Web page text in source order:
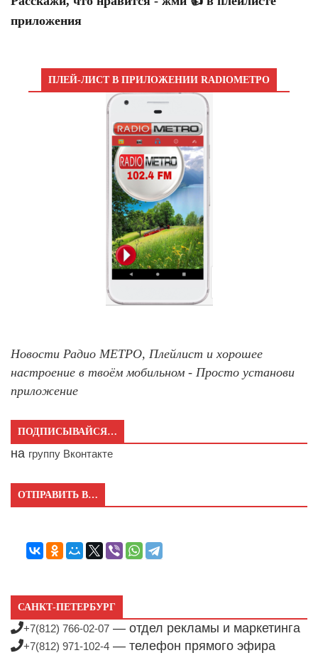
приложения
ПЛЕЙ-ЛИСТ В ПРИЛОЖЕНИИ RADIOМЕТРО
Новости Радио МЕТРО, Плейлист и хорошее
настроение в твоём мобильном - Просто установи
приложение
ПОДПИСЫВАЙСЯ…
на группу Вконтакте
ОТПРАВИТЬ В…
САНКТ-ПЕТЕРБУРГ
+7(812) 766-02-07 — отдел рекламы и маркетинга
+7(812) 971-102-4 — телефон прямого эфира